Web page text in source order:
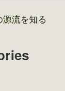
流を知る